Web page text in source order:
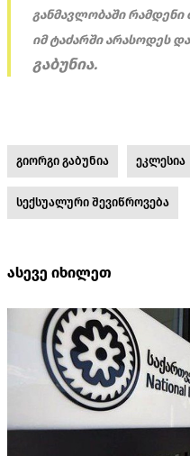
განმავლობაში რამდენი
იმ ტაძარში არასოდეს
გაბუნია.
გიორგი გაბუნია ეკლესია
სექსუალური შევიწროვება
ასევე იხილეთ